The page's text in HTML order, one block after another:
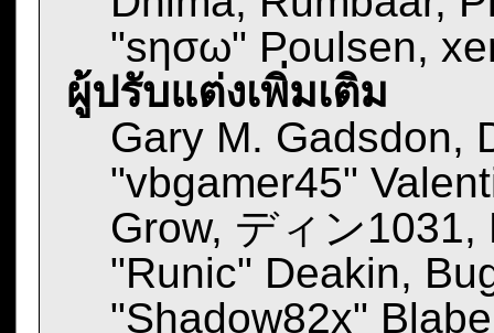
"sησω" Poulsen,
ผู้ปรับแต่งเพิ่มเติม
Gary M. Gadsdon,
"vbgamer45"
Grow, ディン
"Runic" Deakin,
"Shadow82x"